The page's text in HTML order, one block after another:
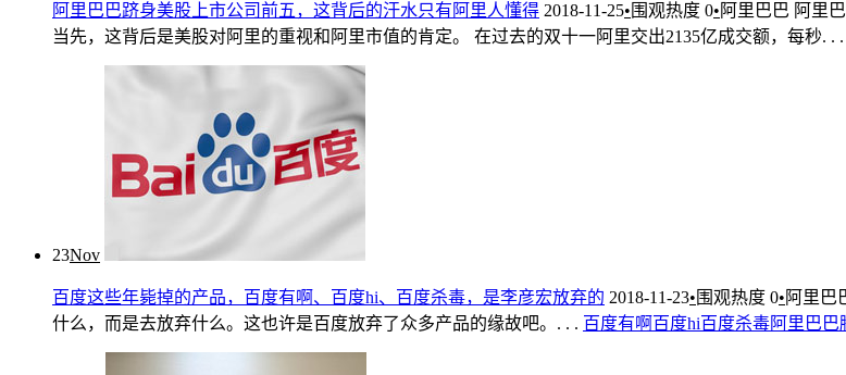
阿里巴巴跻身美股上市公司前五，这背后的汗水只有阿里人懂得 2018-11-25• 围观热度 0• 阿里巴巴 阿里
当先，这背后是美股对阿里的重视和阿里市值的肯定。 在过去的双十一阿里交出2135亿成交额，每秒. . .
23Nov
百度这些年毙掉的产品，百度有啊、百度hi、百度杀毒，是李彦宏放弃的 2018-11-23• 围观热度 0• 阿里巴
什么，而是去放弃什么。这也许是百度放弃了众多产品的缘故吧。. . . 百度有啊 百度hi百度杀毒阿里巴巴